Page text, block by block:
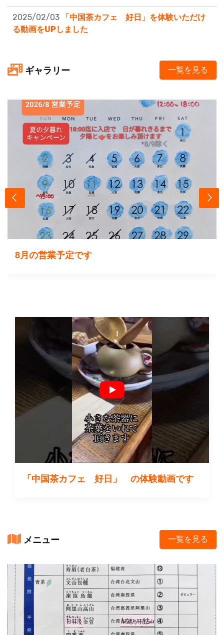
2025/02/03
「中国茶カフェ 好日」を体験いただけ
る動画をUPしました
ギャラリー 一覧を見る
8月の営業予定です
「中国茶カフェ 好日」 の体験動画です
メニュー 一覧を見る